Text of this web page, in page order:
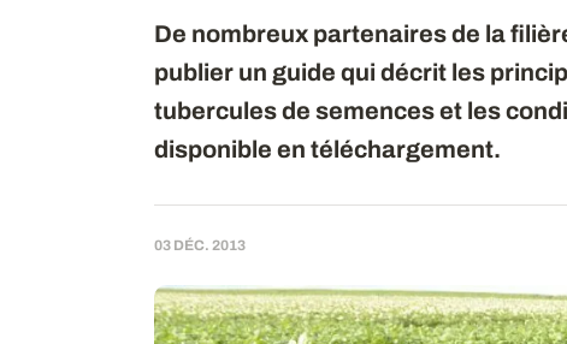
De nombreux partenaires de la
publier un guide qui décrit les
tubercules de semences et les
disponible en téléchargement.
03 DÉC. 2013